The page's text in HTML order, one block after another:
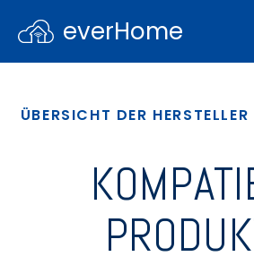
everHome
ÜBERSICHT DER